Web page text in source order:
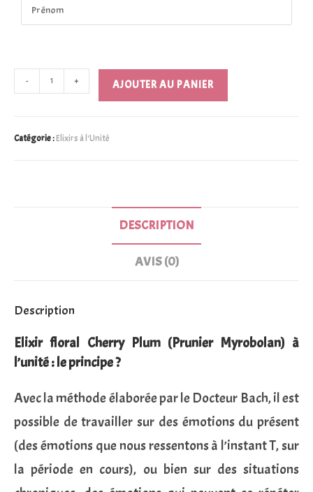
- + AJOUTER AU PANIER
Catégorie :Elixirs à l'Unité
DESCRIPTION
AVIS (0)
Description
Elixir floral Cherry Plum (Prunier Myrobolan) à
l’unité : le principe ?
Avec la méthode élaborée par le Docteur Bach, il est
possible de travailler sur des émotions du présent
(des émotions que nous ressentons à l’instant T, sur
la période en cours), ou bien sur des situations